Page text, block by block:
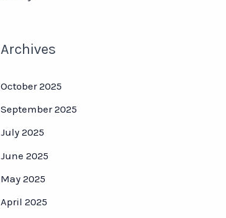
Archives
October 2025
September 2025
July 2025
June 2025
May 2025
April 2025